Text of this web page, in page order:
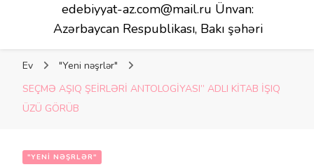
edebiyyat-az.com@mail.ru Ünvan:
Azərbaycan Respublikası, Bakı şəhəri
Ev
"Yeni nəşrlər"
SEÇMƏ AŞIQ ŞEİRLƏRİ ANTOLOGİYASI” ADLI KİTAB İŞIQ
ÜZÜ GÖRÜB
"YENI NƏŞRLƏR"